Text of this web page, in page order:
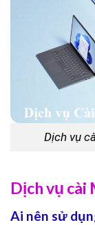
Dịch vụ
Dịch vụ cài
Ai nên sử